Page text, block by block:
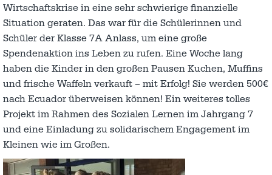
Wirtschaftskrise in eine sehr schwierige finanzielle
Situation geraten. Das war für die Schülerinnen und
Schüler der Klasse 7A Anlass, um eine große
Spendenaktion ins Leben zu rufen. Eine Woche lang
haben die Kinder in den großen Pausen Kuchen, Muffins
und frische Waffeln verkauft – mit Erfolg! Sie werden 500€
nach Ecuador überweisen können! Ein weiteres tolles
Projekt im Rahmen des Sozialen Lernen im Jahrgang 7
und eine Einladung zu solidarischem Engagement im
Kleinen wie im Großen.